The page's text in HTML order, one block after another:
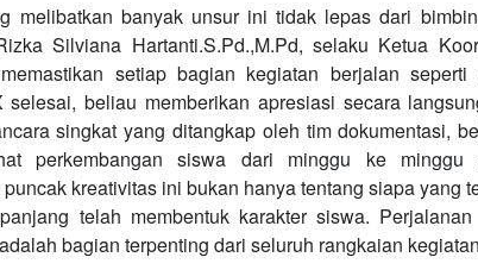
melibatkan banyak unsur ini tidak lepas dari
Silviana Hartanti.S.Pd.,M.Pd, selaku Ketua
setiap bagian kegiatan berjalan seperti
beliau memberikan apresiasi secara
singkat yang ditangkap oleh tim dokumentasi,
perkembangan siswa dari minggu ke minggu
kreativitas ini bukan hanya tentang siapa yang
telah membentuk karakter siswa.
bagian terpenting dari seluruh rangkaian